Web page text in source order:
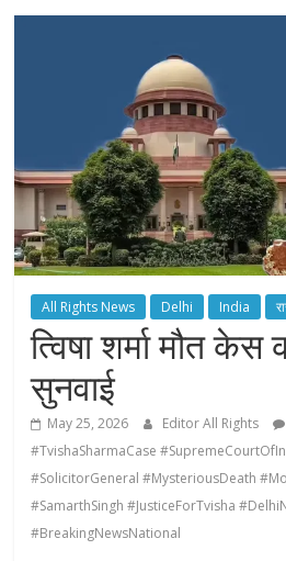
All Rights News Delhi India
त्विषा शर्मा मौत केस
सुनवाई
May 25, 2026 Editor All Rights
#TvishaSharmaCase
#SolicitorGeneral #MysteriousDeath
#SamarthSingh #JusticeForTvisha
#BreakingNewsNational